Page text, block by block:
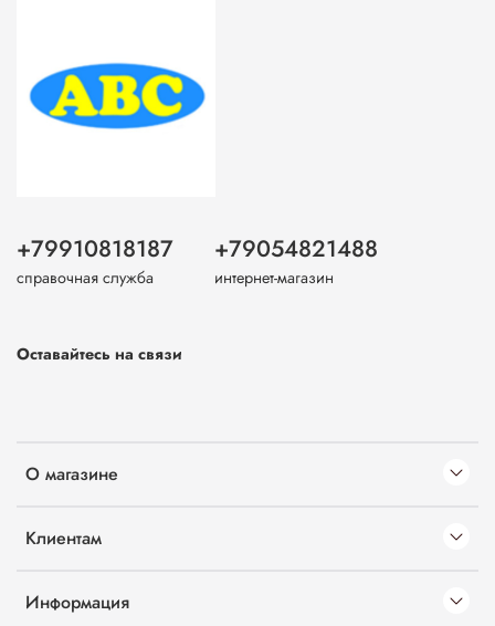
О магазине
Клиентам
Информация
+79910818187
справочная служба
+79054821488
интернет-магазин
Оставайтесь на связи